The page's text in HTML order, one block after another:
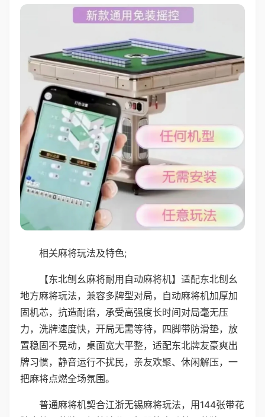
相关麻将玩法及特色;
【东北刨幺麻将耐用自动麻将机】适配东北刨幺
地方麻将玩法，兼容多牌型对局，自动麻将机加厚加
固机芯，抗造耐磨，承受高强度长时间对局毫无压
力，洗牌速度快，开局无需等待，四脚带防滑垫，放
置稳固不晃动，桌面宽大平整，适配东北牌友豪爽出
牌习惯，静音运行不扰民，亲友欢聚、休闲解压，一
把麻将点燃全场氛围。
普通麻将机契合江浙无锡麻将玩法，用144张带花